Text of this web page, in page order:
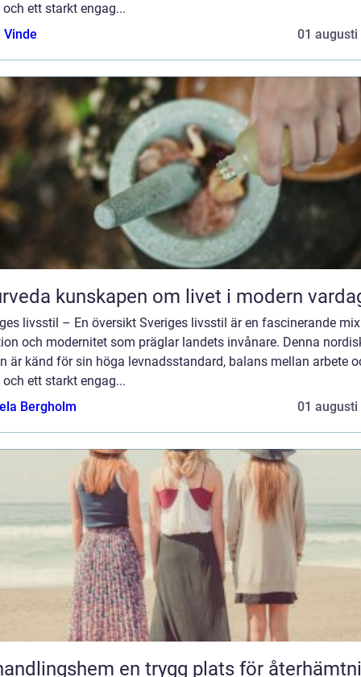
ett starkt engag...
Vinde
01 augusti
Ayurveda kunskapen om livet i modern
livsstil – En översikt Sveriges livsstil är en fascinerande
och modernitet som präglar landets invånare. Denna
är känd för sin höga levnadsstandard, balans mellan arbete
ett starkt engag...
Bergholm
01 augusti
en trygg plats för återhämtning